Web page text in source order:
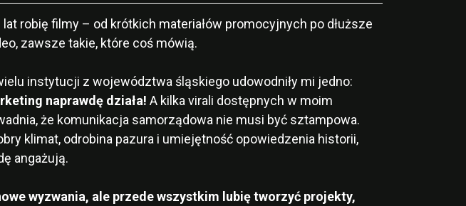
robię filmy – od krótkich materiałów promocyjnych po dłuższe
zawsze takie, które coś mówią.
instytucji z województwa śląskiego udowodniły mi jedno:
naprawdę działa! A kilka virali dostępnych w moim
że komunikacja samorządowa nie musi być sztampowa.
klimat, odrobina pazura i umiejętność opowiedzenia historii,
angażują.
wyzwania, ale przede wszystkim lubię tworzyć projekty,